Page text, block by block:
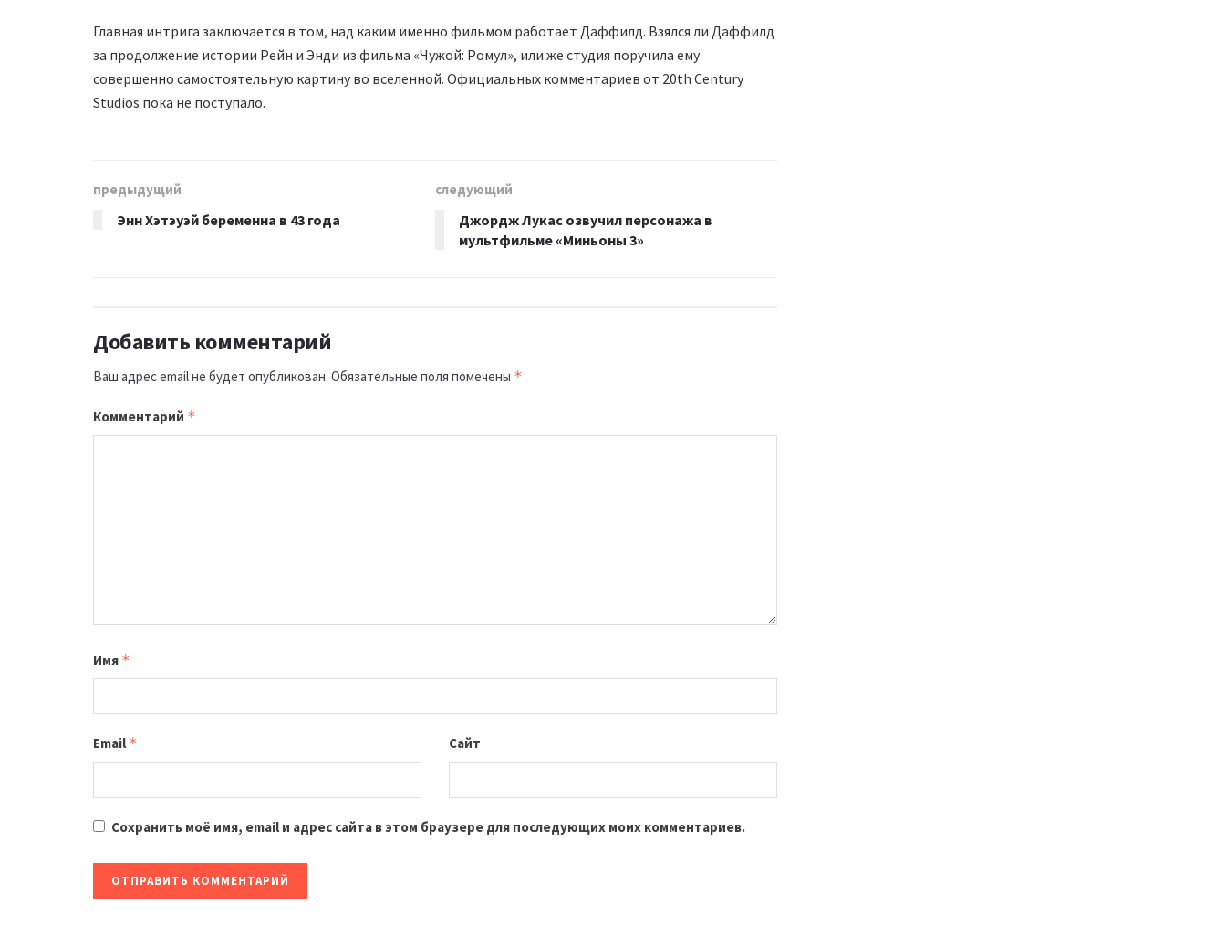
Главная интрига заключается в том, над каким именно фильмом работает Даффилд. Взялся ли Даффилд
за продолжение истории Рейн и Энди из фильма «Чужой: Ромул», или же студия поручила ему
совершенно самостоятельную картину во вселенной. Официальных комментариев от 20th Century
Studios пока не поступало.
предыдущий
Энн Хэтэуэй беременна в 43 года
следующий
Джордж Лукас озвучил персонажа в
мультфильме «Миньоны 3»
Добавить комментарий
Ваш адрес email не будет опубликован. Обязательные поля помечены *
Комментарий *
Имя *
Email * Сайт
Сохранить моё имя, email и адрес сайта в этом браузере для последующих моих комментариев.